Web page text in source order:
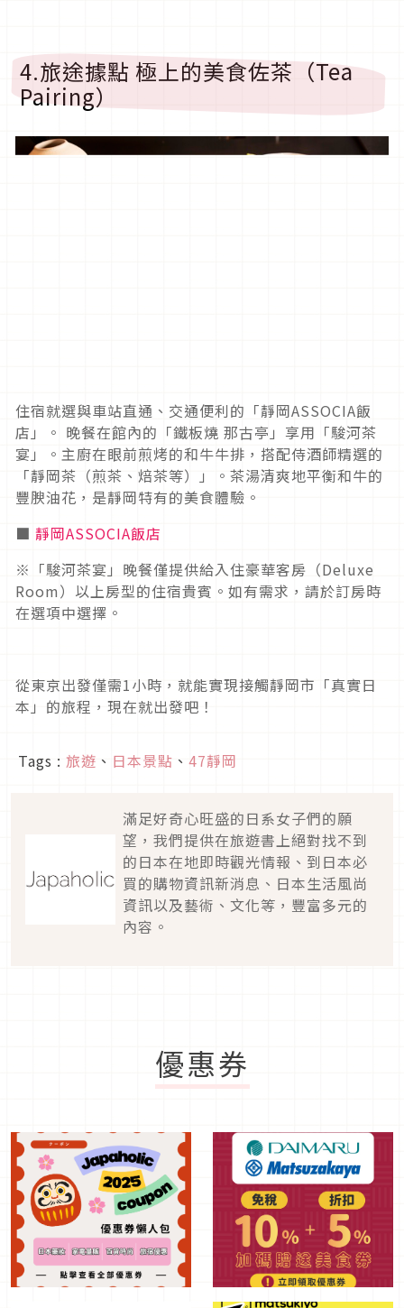
4.旅途據點 極上的美食佐茶（Tea
Pairing）
住宿就選與車站直通、交通便利的「靜岡ASSOCIA飯
店」。 晚餐在館內的「鐵板燒 那古亭」享用「駿河茶
宴」。主廚在眼前煎烤的和牛牛排，搭配侍酒師精選的
「靜岡茶（煎茶、焙茶等）」。茶湯清爽地平衡和牛的
豐腴油花，是靜岡特有的美食體驗。
■ 靜岡ASSOCIA飯店
※「駿河茶宴」晚餐僅提供給入住豪華客房（Deluxe
Room）以上房型的住宿貴賓。如有需求，請於訂房時
在選項中選擇。
從東京出發僅需1小時，就能實現接觸靜岡市「真實日
本」的旅程，現在就出發吧！
Tags : 旅遊 、 日本景點 、 47靜岡
滿足好奇心旺盛的日系女子們的願
望，我們提供在旅遊書上絕對找不到
的日本在地即時觀光情報、到日本必
買的購物資訊新消息、日本生活風尚
資訊以及藝術、文化等，豐富多元的
內容。
優惠券